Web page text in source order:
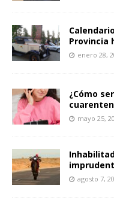
Provincia
enero 28,
¿Cómo
mayo 25,
agosto 7,